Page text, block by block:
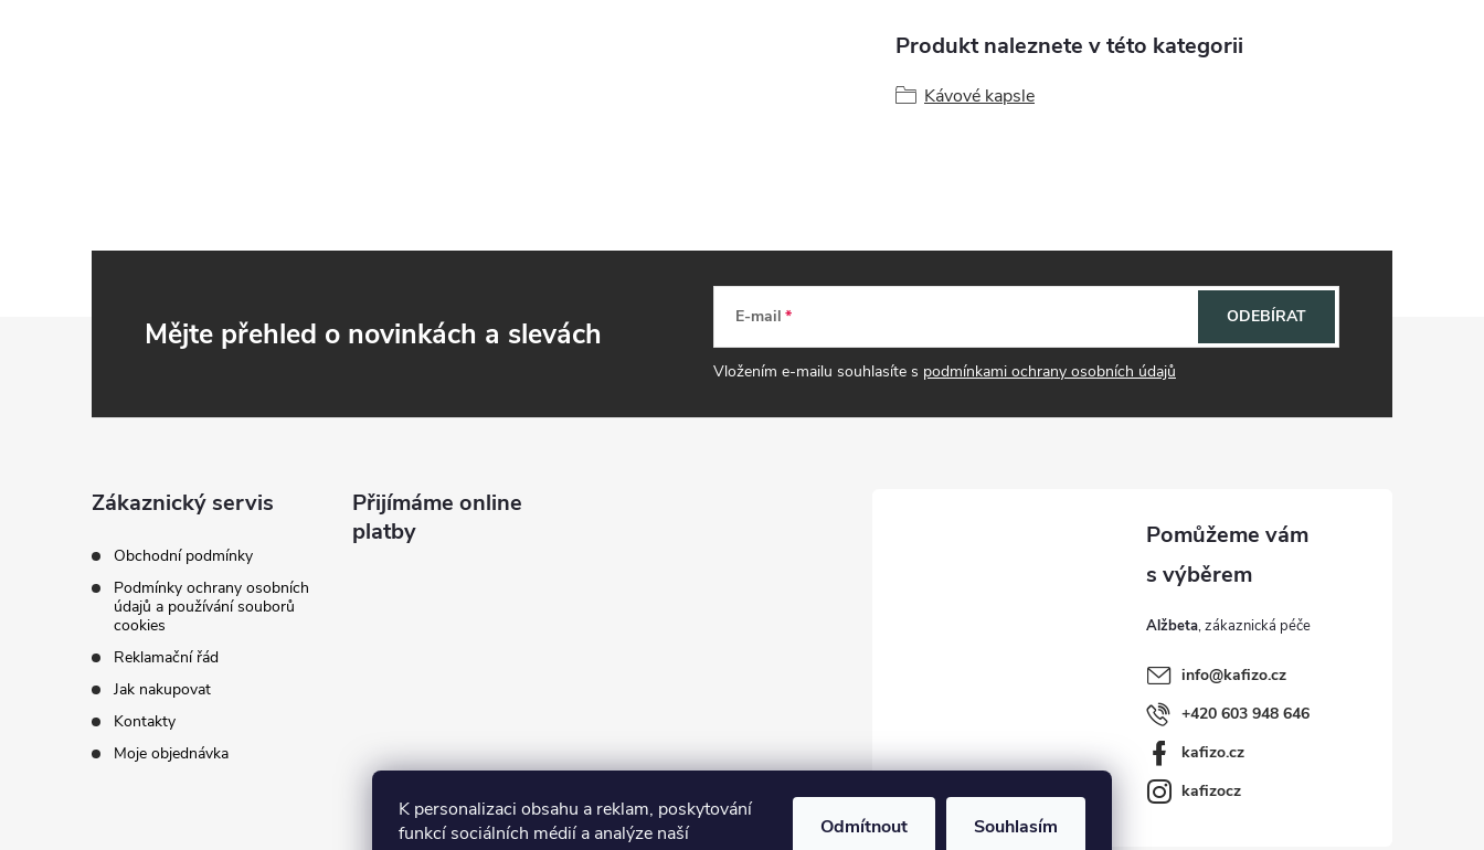
K personalizaci obsahu a reklam, poskytování
funkcí sociálních médií a analýze naší
Odmítnout Souhlasím
Produkt naleznete v této kategorii
Kávové kapsle
Mějte přehled o novinkách a slevách E-mail
Vložením e-mailu souhlasíte s podmínkami ochrany osobních údajů
ODEBÍRAT
Zákaznický servis
Obchodní podmínky
Podmínky ochrany osobních
údajů a používání souborů
cookies
Reklamační řád
Jak nakupovat
Kontakty
Moje objednávka
Přijímáme online
platby
Alžbeta
info@kafizo.cz
+420 603 948 646
kafizo.cz
kafizocz